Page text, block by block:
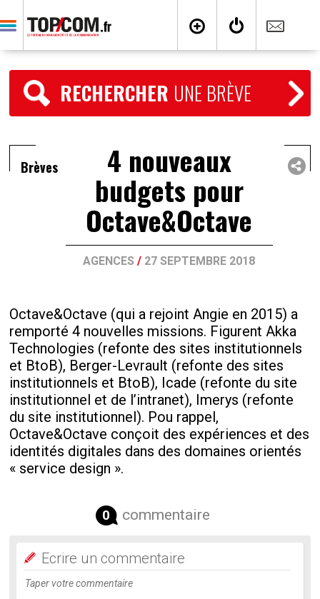
RECHERCHER UNE BRÈVE
Brèves 4 nouveaux
budgets pour
Octave&Octave
AGENCES / 27 SEPTEMBRE 2018
Octave&Octave (qui a rejoint Angie en 2015) a
remporté 4 nouvelles missions. Figurent Akka
Technologies (refonte des sites institutionnels
et BtoB), Berger-Levrault (refonte des sites
institutionnels et BtoB), Icade (refonte du site
institutionnel et de l’intranet), Imerys (refonte
du site institutionnel). Pou rappel,
Octave&Octave conçoit des expériences et des
identités digitales dans des domaines orientés
« service design ».
0 commentaire
Ecrire un commentaire